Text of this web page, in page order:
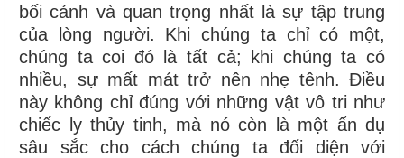
bối cảnh và quan trọng nhất là sự tập trung
của lòng người. Khi chúng ta chỉ có một,
chúng ta coi đó là tất cả; khi chúng ta có
nhiều, sự mất mát trở nên nhẹ tênh. Điều
này không chỉ đúng với những vật vô tri như
chiếc ly thủy tinh, mà nó còn là một ẩn dụ
sâu sắc cho cách chúng ta đối diện với